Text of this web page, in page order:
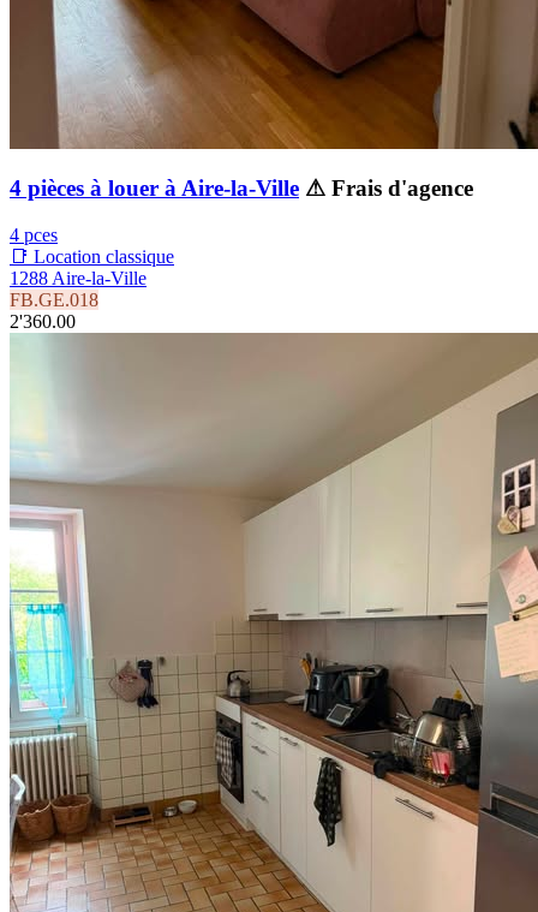
4 pièces à louer à Aire-la-Ville ⚠ Frais d'agence
4 pces
📑 Location classique
1288 Aire-la-Ville
FB.GE.018
2'360.00